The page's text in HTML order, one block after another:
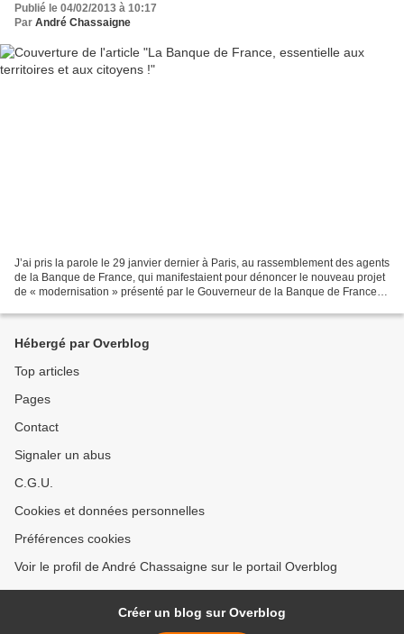
Publié le 04/02/2013 à 10:17
Par André Chassaigne
J’ai pris la parole le 29 janvier dernier à Paris, au rassemblement des agents
de la Banque de France, qui manifestaient pour dénoncer le nouveau projet
de « modernisation » présenté par le Gouverneur de la Banque de France.
Hébergé par Overblog
Top articles
Pages
Contact
Signaler un abus
C.G.U.
Cookies et données personnelles
Préférences cookies
Voir le profil de André Chassaigne sur le portail Overblog
Créer un blog sur Overblog